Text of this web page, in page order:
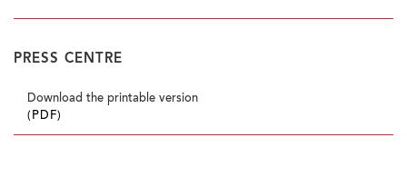
PRESS CENTRE
Download the printable version
(PDF)